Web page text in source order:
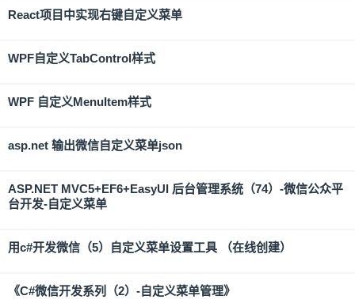
React项目中实现右键自定义菜单
WPF自定义TabControl样式
WPF 自定义MenuItem样式
asp.net 输出微信自定义菜单json
ASP.NET MVC5+EF6+EasyUI 后台管理系统（74）-微信公众平
台开发-自定义菜单
用c#开发微信（5）自定义菜单设置工具 （在线创建）
《C#微信开发系列（2）-自定义菜单管理》